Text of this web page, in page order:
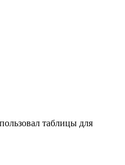
таблицы для